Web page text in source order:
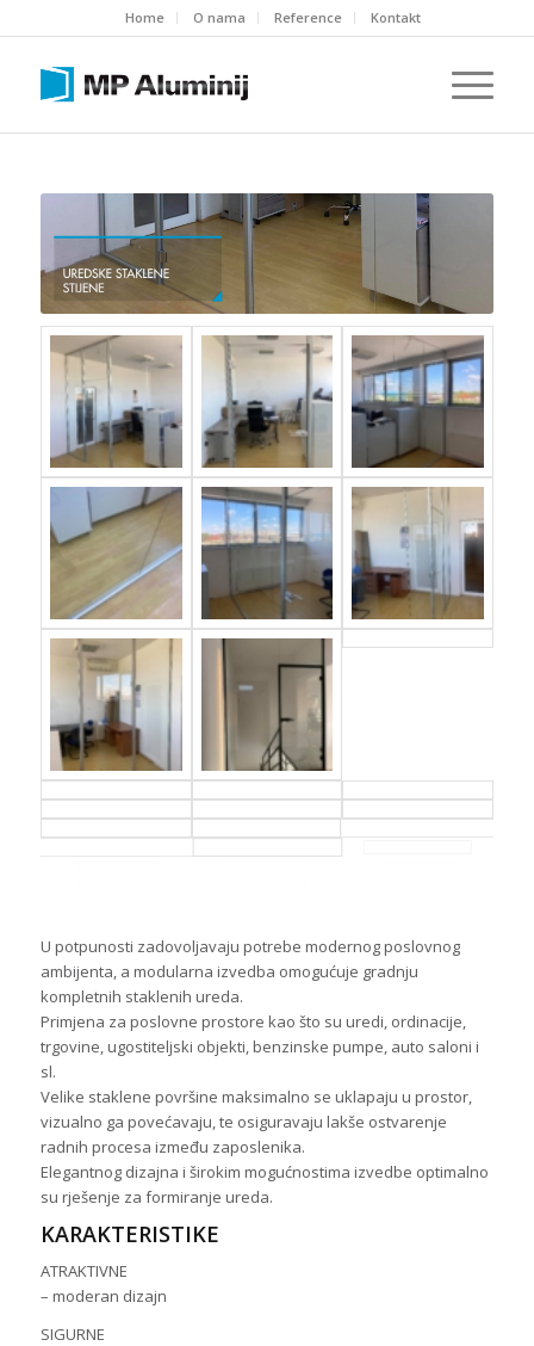
Home O nama Reference Kontakt
U potpunosti zadovoljavaju potrebe modernog poslovnog
ambijenta, a modularna izvedba omogućuje gradnju
kompletnih staklenih ureda.
Primjena za poslovne prostore kao što su uredi, ordinacije,
trgovine, ugostiteljski objekti, benzinske pumpe, auto saloni i
sl.
Velike staklene površine maksimalno se uklapaju u prostor,
vizualno ga povećavaju, te osiguravaju lakše ostvarenje
radnih procesa između zaposlenika.
Elegantnog dizajna i širokim mogućnostima izvedbe optimalno
su rješenje za formiranje ureda.
KARAKTERISTIKE
ATRAKTIVNE
– moderan dizajn
SIGURNE